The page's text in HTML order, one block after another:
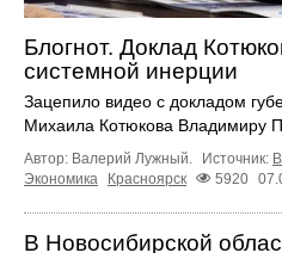
Блогнот. Доклад
системной инерции
Зацепило видео с докладом
Михаила Котюкова Владимиру
Автор: Валерий Лужный. Источник:
Экономика
Красноярск 5920
В Новосибирской